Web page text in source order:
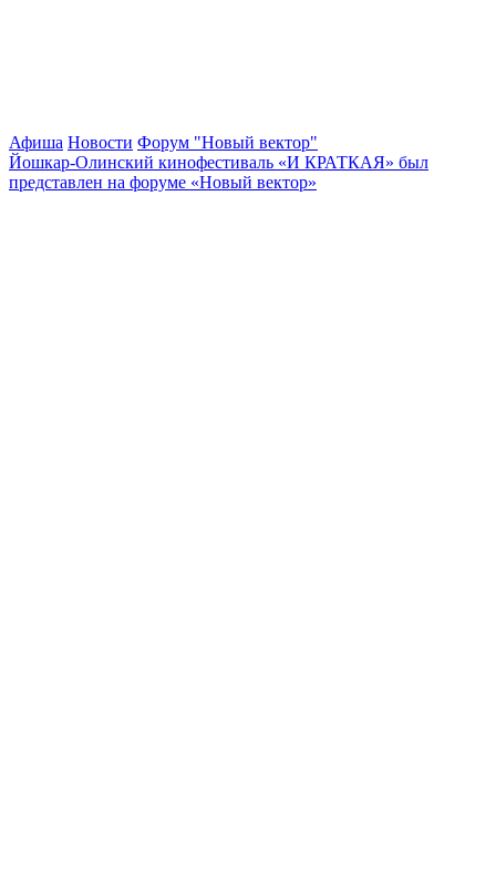
Афиша Новости Форум "Новый вектор"
Йошкар-Олинский кинофестиваль «И КРАТКАЯ» был
представлен на форуме «Новый вектор»